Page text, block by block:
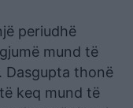
periudhë
mund të
Dasgupta thonë
keq mund të